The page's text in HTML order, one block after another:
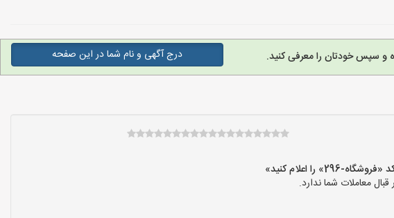
و سپس خودتان را معرفی کنید. درج آگهی و نام شما در این صفحه
اعلام کنید»
معاملات شما ندارد.